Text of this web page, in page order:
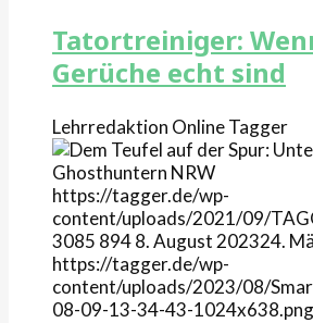
Tatortreiniger:
Gerüche echt sind
Lehrredaktion OnlineTagger
https://tagger.de/wp-
content/uploads/2021/09/
3085 8948. August 202324.
https://tagger.de/wp-
content/uploads/2023/08/
08-09-13-34-43-1024x638.png